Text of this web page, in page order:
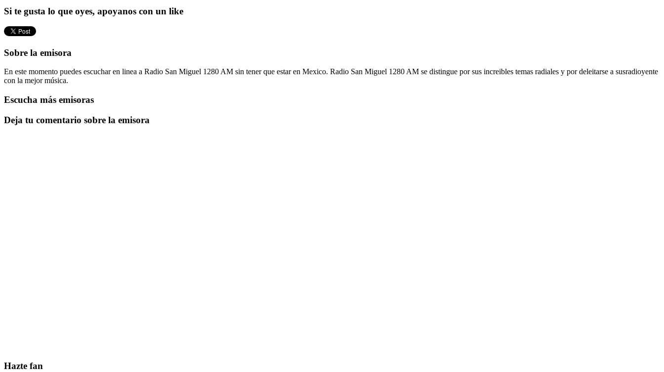
Si te gusta lo que oyes, apoyanos con un like
Sobre la emisora
En este momento puedes escuchar en linea a Radio San Miguel 1280 AM sin tener que estar en Mexico. Radio San Miguel 1280 AM se distingue por sus increibles temas radiales y por deleitarse a susradioyente
con la mejor música.
Escucha más emisoras
Deja tu comentario sobre la emisora
Hazte fan